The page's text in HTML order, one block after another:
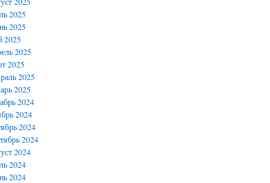
2025
2025
2025
2025
2025
2025
2025
2024
2024
2024
2024
2024
2024
2024